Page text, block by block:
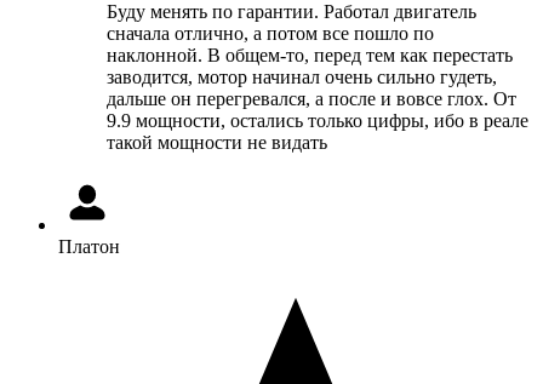
Буду менять по гарантии. Работал двигатель
сначала отлично, а потом все пошло по
наклонной. В общем-то, перед тем как перестать
заводится, мотор начинал очень сильно гудеть,
дальше он перегревался, а после и вовсе глох. От
9.9 мощности, остались только цифры, ибо в реале
такой мощности не видать
Платон